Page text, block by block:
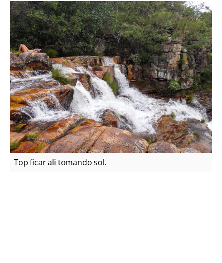
Top ficar ali tomando sol.